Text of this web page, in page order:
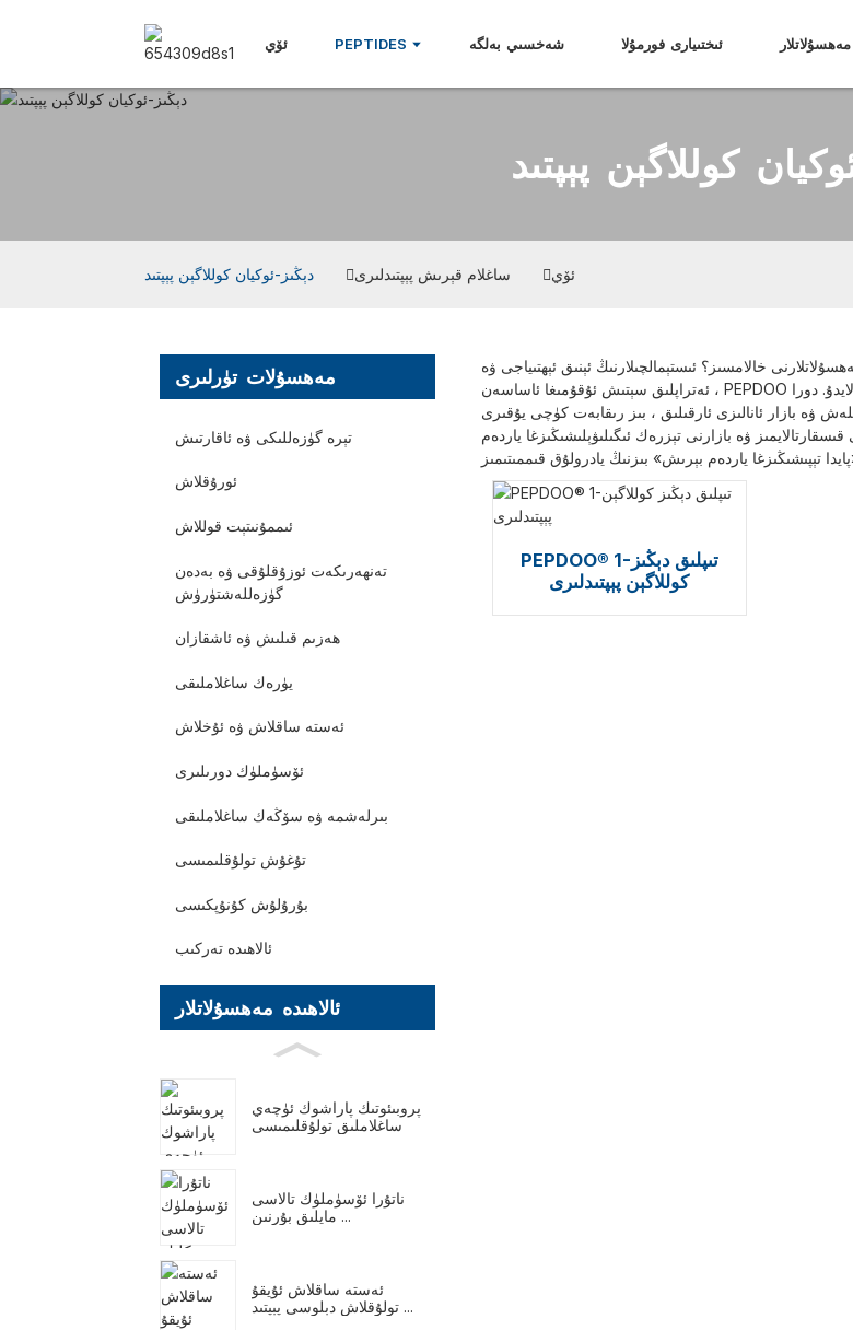
ئۆي PEPTIDES شەخسىي بەلگە ئىختىيارى فورمۇلا مەھسۇلاتلار
كوللاگېن پېپتىد
ئۆي ساغلام قېرىش پېپتىدلىرى دېڭىز-ئوكيان كوللاگېن پېپتىد
مەھسۇلات تۈرلىرى
تېرە گۈزەللىكى ۋە ئاقارتىش
ئورۇقلاش
ئىممۇنىتېت قوللاش
تەنھەرىكەت ئوزۇقلۇقى ۋە بەدەن
گۈزەللەشتۈرۈش
ھەزىم قىلىش ۋە ئاشقازان
يۈرەك ساغلاملىقى
ئەستە ساقلاش ۋە ئۇخلاش
ئۆسۈملۈك دورىلىرى
بىرلەشمە ۋە سۆڭەك ساغلاملىقى
تۇغۇش تولۇقلىمىسى
بۇرۇلۇش كۇنۇپكىسى
ئالاھىدە تەركىب
ئالاھىدە مەھسۇلاتلار
پروبىئوتىك پاراشوك ئۈچەي
ساغلاملىق تولۇقلىمىسى
ناتۇرا ئۆسۈملۈك تالاسى
مايلىق بۇرنىن ...
ئەستە ساقلاش ئۇيقۇ
تولۇقلاش دېلوسى پېپتىد ...
خالامسىز؟ ئىستېمالچىلارنىڭ ئېنىق ئېھتىياجى ۋە
ئەتراپلىق سېتىش ئۇقۇمىغا ئاساسەن ، PEPDOO نىڭ ئايلانما مەھسۇلات ھەل قىلىش چارىسى بۇ ئېھتىياجنى قاندۇرالايدۇ. دورا
ۋە بازار ئانالىزى ئارقىلىق ، بىز رىقابەت كۈچى يۇقىرى
ۋە بازارنى تېزرەك ئىگىلىۋېلىشىڭىزغا ياردەم
PEPDOO® 1-تىپلىق دېڭىز
كوللاگېن پېپتىدلىرى